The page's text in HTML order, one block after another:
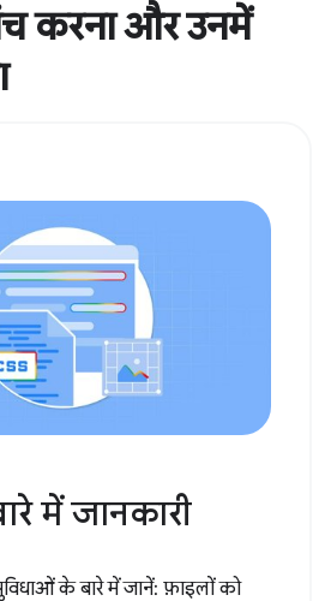
करना और उनमें
में जानकारी
के बारे में जानें: फ़ाइलों को